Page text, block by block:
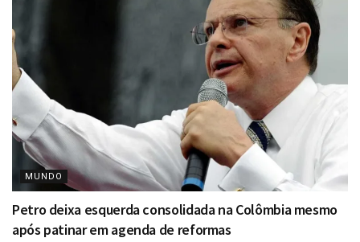
MUNDO
Petro deixa esquerda consolidada na Colômbia mesmo
após patinar em agenda de reformas